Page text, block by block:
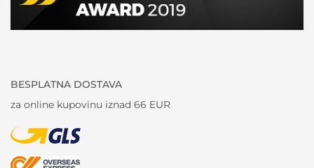
BESPLATNA DOSTAVA
za online kupovinu iznad 66 EUR